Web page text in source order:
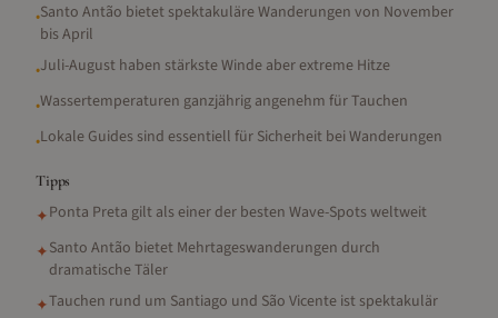
•Santo Antão bietet spektakuläre Wanderungen von November
bis April
•Juli-August haben stärkste Winde aber extreme Hitze
•Wassertemperaturen ganzjährig angenehm für Tauchen
•Lokale Guides sind essentiell für Sicherheit bei Wanderungen
Tipps
✦Ponta Preta gilt als einer der besten Wave-Spots weltweit
✦Santo Antão bietet Mehrtageswanderungen durch
dramatische Täler
✦Tauchen rund um Santiago und São Vicente ist spektakulär